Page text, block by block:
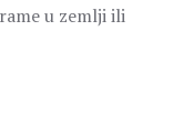
u zemlji ili